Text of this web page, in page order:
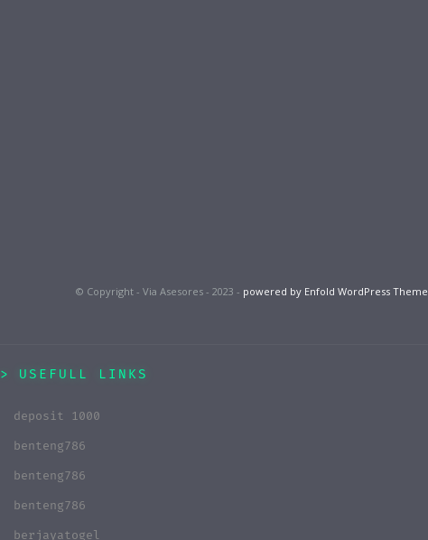
© Copyright - Via Asesores - 2023 - powered by Enfold WordPress Theme
USEFULL LINKS
deposit 1000
benteng786
benteng786
benteng786
berjayatogel